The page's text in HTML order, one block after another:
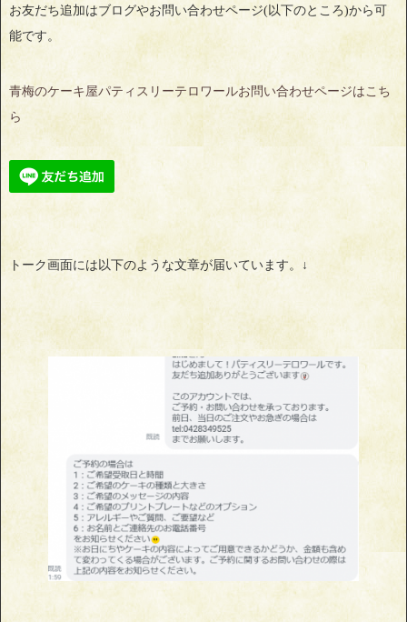
お友だち追加はブログやお問い合わせページ(以下のところ)から可
能です。
青梅のケーキ屋パティスリーテロワールお問い合わせページはこち
ら
トーク画面には以下のような文章が届いています。↓